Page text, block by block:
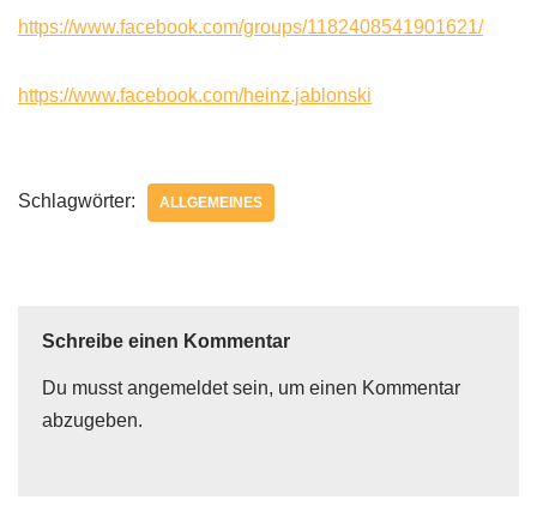
https://www.facebook.com/groups/1182408541901621/
https://www.facebook.com/heinz.jablonski
Schlagwörter: ALLGEMEINES
Schreibe einen Kommentar
Du musstangemeldetsein, um einen Kommentar
abzugeben.